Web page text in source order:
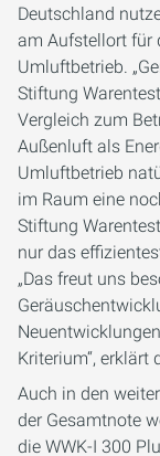
Deutschland
am Aufstellort für
Umluftbetrieb.
Stiftung
Vergleich zum
Außenluft als
Umluftbetrieb
im Raum eine
Stiftung
nur das
„Das freut uns
Kriterium“, erklärt
Auch in den
der Gesamtnote
die WWK-I 300